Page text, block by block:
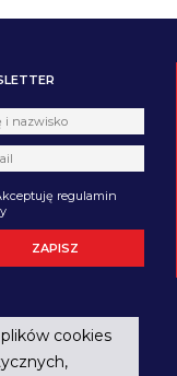
cookies
regulamin